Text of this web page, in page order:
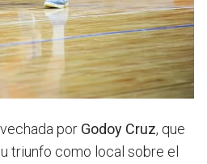
por Godoy Cruz, que
triunfo como local sobre el